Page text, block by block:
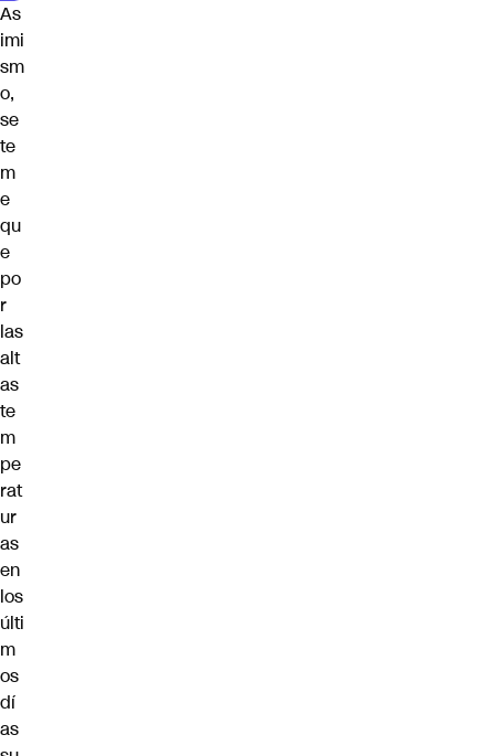
As
imi
sm
o,
se
te
m
e
qu
e
po
r
las
alt
as
te
m
pe
rat
ur
as
en
los
últi
m
os
dí
as